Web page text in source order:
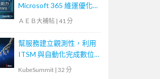
Microsoft 365 維運優化
大解密！【宏碁資訊網路
ＡＥＢ大補帖 | 41 分
幫服務建立觀測性，利用
ITSM 與自動化完成數位
企業最後一哩路
KubeSummit | 32 分